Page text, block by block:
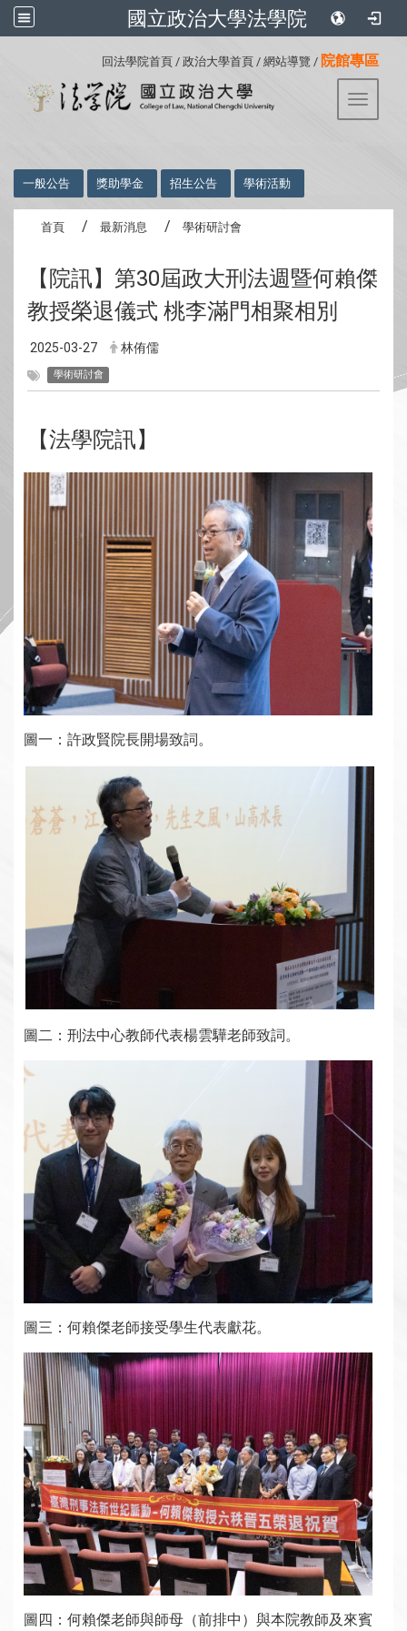
國立政治大學法學院
回法學院首頁 / 政治大學首頁 / 網站導覽 / 院館專區
Toggle
一般公告 獎助學金 招生公告 學術活動
首頁 最新消息 學術研討會
【院訊】第30屆政大刑法週暨何賴傑
教授榮退儀式 桃李滿門相聚相別
2025-03-27 林侑儒
學術研討會
【法學院訊】
圖一：許政賢院長開場致詞。
圖二：刑法中心教師代表楊雲驊老師致詞。
圖三：何賴傑老師接受學生代表獻花。
圖四：何賴傑老師與師母（前排中）與本院教師及來賓